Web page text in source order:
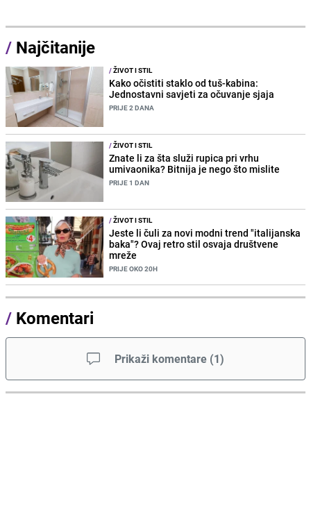
/ Najčitanije
/ŽIVOT I STIL
Kako očistiti staklo od tuš-kabina:
Jednostavni savjeti za očuvanje sjaja
PRIJE 2 DANA
/ŽIVOT I STIL
Znate li za šta služi rupica pri vrhu
umivaonika? Bitnija je nego što mislite
PRIJE 1 DAN
/ŽIVOT I STIL
Jeste li čuli za novi modni trend "italijanska
baka"? Ovaj retro stil osvaja društvene
mreže
PRIJE OKO 20H
/ Komentari
Prikaži komentare (1)